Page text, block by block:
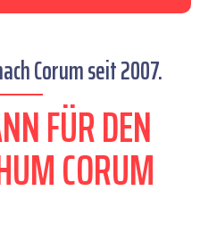
Corum seit 2007.
FÜR DEN
CORUM